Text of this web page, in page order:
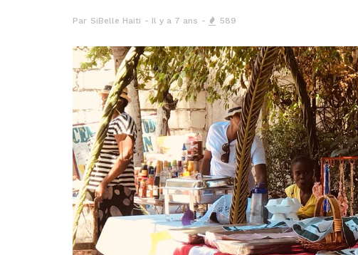
Par SiBelle Haiti Il y a 7 ans 589